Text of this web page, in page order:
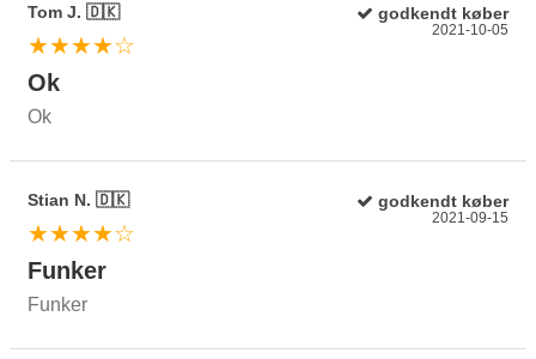
Tom J. 🇩🇰 godkendt køber
★★★★☆
2021-10-05
Ok
Ok
Stian N. 🇩🇰 godkendt køber
★★★★☆
2021-09-15
Funker
Funker